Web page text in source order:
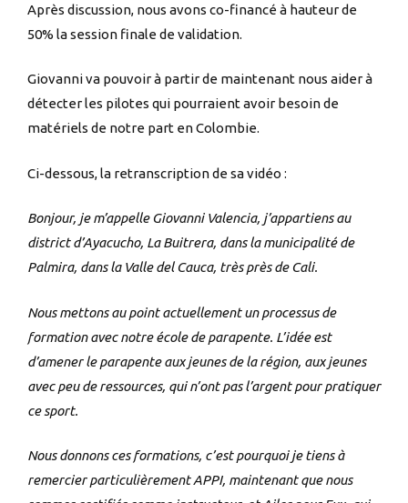
Après discussion, nous avons co-financé à hauteur de
50% la session finale de validation.
Giovanni va pouvoir à partir de maintenant nous aider à
détecter les pilotes qui pourraient avoir besoin de
matériels de notre part en Colombie.
Ci-dessous, la retranscription de sa vidéo :
Bonjour, je m’appelle Giovanni Valencia, j’appartiens au
district d’Ayacucho, La Buitrera, dans la municipalité de
Palmira, dans la Valle del Cauca, très près de Cali.
Nous mettons au point actuellement un processus de
formation avec notre école de parapente. L’idée est
d’amener le parapente aux jeunes de la région, aux jeunes
avec peu de ressources, qui n’ont pas l’argent pour pratiquer
ce sport.
Nous donnons ces formations, c’est pourquoi je tiens à
remercier particulièrement APPI, maintenant que nous